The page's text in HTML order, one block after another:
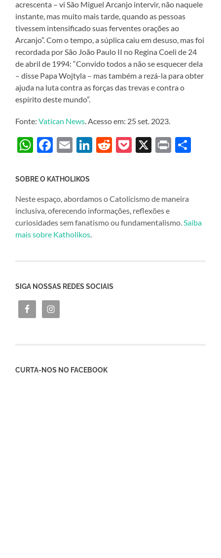
acrescenta – vi São Miguel Arcanjo intervir, não naquele
instante, mas muito mais tarde, quando as pessoas
tivessem intensificado suas ferventes orações ao
Arcanjo”. Com o tempo, a súplica caiu em desuso, mas foi
recordada por São João Paulo II no Regina Coeli de 24
de abril de 1994: “Convido todos a não se esquecer dela
– disse Papa Wojtyla – mas também a rezá-la para obter
ajuda na luta contra as forças das trevas e contra o
espírito deste mundo”.
Fonte:Vatican News. Acesso em: 25 set. 2023.
WhatsApp
Facebook
EmailLinkedIn
Reddit
Pocket
X Print
SOBRE O KATHOLIKOS
Neste espaço, abordamos o Catolicismo de maneira
inclusiva, oferecendo informações, reflexões e
curiosidades sem fanatismo ou fundamentalismo.Saiba
mais sobre Katholikos.
SIGA NOSSAS REDES SOCIAIS
CURTA-NOS NO FACEBOOK